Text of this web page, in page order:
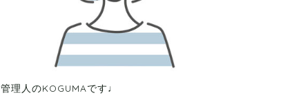
管理人のKOGUMAです♩